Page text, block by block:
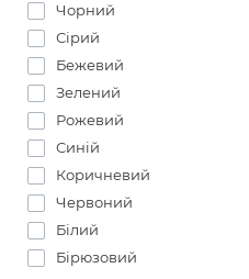
Чорний
Сірий
Бежевий
Зелений
Рожевий
Синій
Коричневий
Червоний
Білий
Бірюзовий